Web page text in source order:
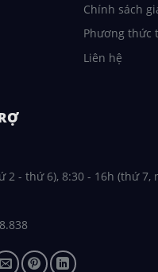
Chính sách
Phương thức
Liên hệ
2 - thứ 6), 8:30 - 16h (thứ 7,